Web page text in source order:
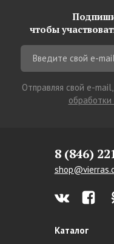
чтобы
Отправляя свой e-
8 (846)
Каталог